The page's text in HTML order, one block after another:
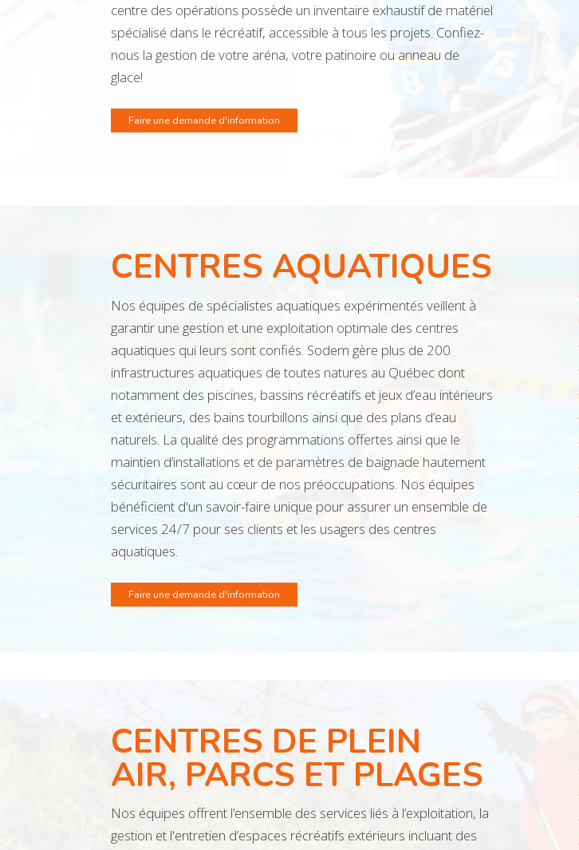
centre des opérations possède un inventaire exhaustif de matériel
spécialisé dans le récréatif, accessible à tous les projets. Confiez-
nous la gestion de votre aréna, votre patinoire ou anneau de
glace!
Faire une demande d'information
CENTRES AQUATIQUES
Nos équipes de spécialistes aquatiques expérimentés veillent à
garantir une gestion et une exploitation optimale des centres
aquatiques qui leurs sont confiés. Sodem gère plus de 200
infrastructures aquatiques de toutes natures au Québec dont
notamment des piscines, bassins récréatifs et jeux d’eau intérieurs
et extérieurs, des bains tourbillons ainsi que des plans d’eau
naturels. La qualité des programmations offertes ainsi que le
maintien d’installations et de paramètres de baignade hautement
sécuritaires sont au cœur de nos préoccupations. Nos équipes
bénéficient d'un savoir-faire unique pour assurer un ensemble de
services 24/7 pour ses clients et les usagers des centres
aquatiques.
Faire une demande d'information
CENTRES DE PLEIN
AIR, PARCS ET PLAGES
Nos équipes offrent l’ensemble des services liés à l’exploitation, la
gestion et l'entretien d’espaces récréatifs extérieurs incluant des